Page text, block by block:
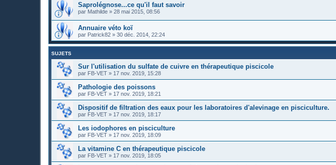
Saprolégnose...ce qu'il faut savoir
par Mathilde » 28 mai 2015, 08:56
Annuaire véto koï
par Patrick82 » 30 déc. 2014, 22:24
SUJETS
Sur l'utilisation du sulfate de cuivre en thérapeutique piscicole
par FB-VET » 17 nov. 2019, 15:28
Pathologie des poissons
par FB-VET » 17 nov. 2019, 18:21
Dispositif de filtration des eaux pour les laboratoires d'alevinage en pisciculture.
par FB-VET » 17 nov. 2019, 18:17
Les iodophores en pisciculture
par FB-VET » 17 nov. 2019, 18:09
La vitamine C en thérapeutique piscicole
par FB-VET » 17 nov. 2019, 18:05